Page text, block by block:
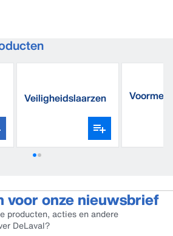
Veiligheidslaarzen
voor onze nieuwsbrief
producten, acties en andere
DeLaval?